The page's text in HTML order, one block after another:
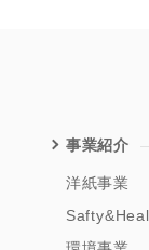
事業紹介
洋紙事業